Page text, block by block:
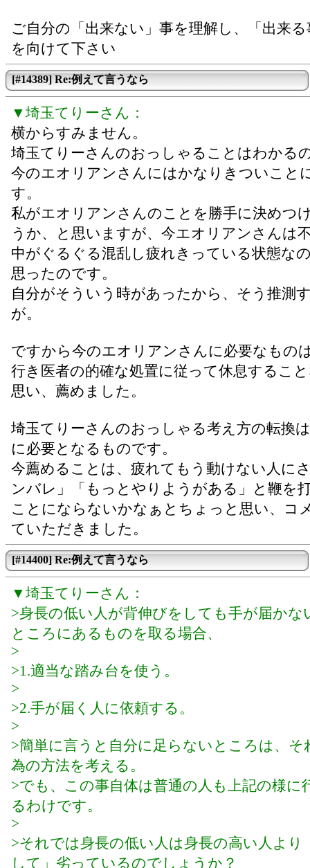
ご自分の「出来ない」事を理解し、「出来
を向けて下さい
[#14389] Re:例えて言うなら
▼埼玉てりーさん：
横からすみません。
埼玉てりーさんのおっしゃることはわかる
今のエオリアンさんにはかなりきついこと
す。
私がエオリアンさんのことを勝手に決めつ
うか、と思いますが、今エオリアンさんは
中がぐるぐる混乱し疲れきっている状態な
思ったのです。
自分がそういう時があったから、そう推測
が。
ですから今のエオリアンさんに必要なもの
行き医者の的確な処置に従って休息するこ
思い、薦めました。
埼玉てりーさんのおっしゃる考え方の転換
に必要となるものです。
今薦めることは、疲れてもう動けない人に
ンバレ」「もっとやりようがある」と鞭を
ことにならないかなぁとちょっと思い、コ
ていただきました。
[#14400] Re:例えて言うなら
▼埼玉てりーさん：
>身長の低い人が背伸びをしても手が届かな
ところにあるものを取る場合、
>
>1.適当な踏み台を使う。
>
>2.手が届く人に依頼する。
>
>簡単に言うと自分に足らないところは、そ
為の方法を考える。
>でも、この事自体は普通の人も上記の様に
るわけです。
>
>それでは身長の低い人は身長の高い人より
して」劣っているのでしょうか？